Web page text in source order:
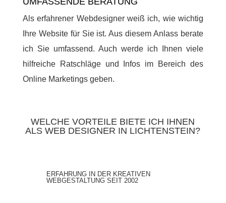
Als erfahrener Webdesigner weiß ich, wie wichtig
Ihre Website für Sie ist. Aus diesem Anlass berate
ich Sie umfassend. Auch werde ich Ihnen viele
hilfreiche Ratschläge und Infos im Bereich des
Online Marketings geben.
WELCHE VORTEILE BIETE ICH IHNEN
ALS WEB DESIGNER IN LICHTENSTEIN?
ERFAHRUNG IN DER KREATIVEN
WEBGESTALTUNG SEIT 2002